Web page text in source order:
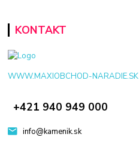
KONTAKT
WWW.MAXIOBCHOD-NARADIE.SK
+421 940 949 000
info@kamenik.sk